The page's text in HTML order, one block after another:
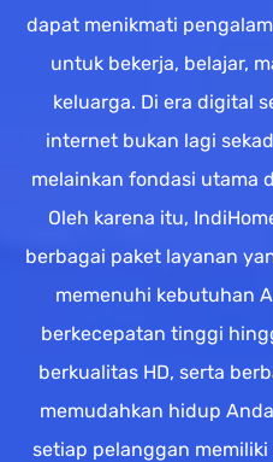
dapat menikmati
untuk bekerja, belajar,
keluarga. Di era digital
internet bukan lagi
melainkan fondasi utama
Oleh karena itu,
berbagai paket layanan
memenuhi kebutuhan
berkecepatan tinggi
berkualitas HD, serta
memudahkan hidup
setiap pelanggan